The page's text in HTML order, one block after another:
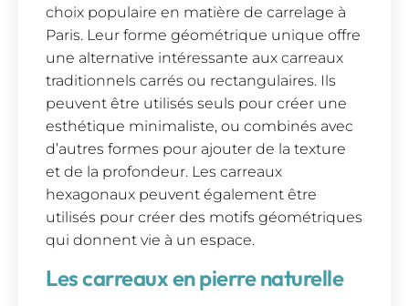
choix populaire en matière de carrelage à
Paris. Leur forme géométrique unique offre
une alternative intéressante aux carreaux
traditionnels carrés ou rectangulaires. Ils
peuvent être utilisés seuls pour créer une
esthétique minimaliste, ou combinés avec
d’autres formes pour ajouter de la texture
et de la profondeur. Les carreaux
hexagonaux peuvent également être
utilisés pour créer des motifs géométriques
qui donnent vie à un espace.
Les carreaux en pierre naturelle